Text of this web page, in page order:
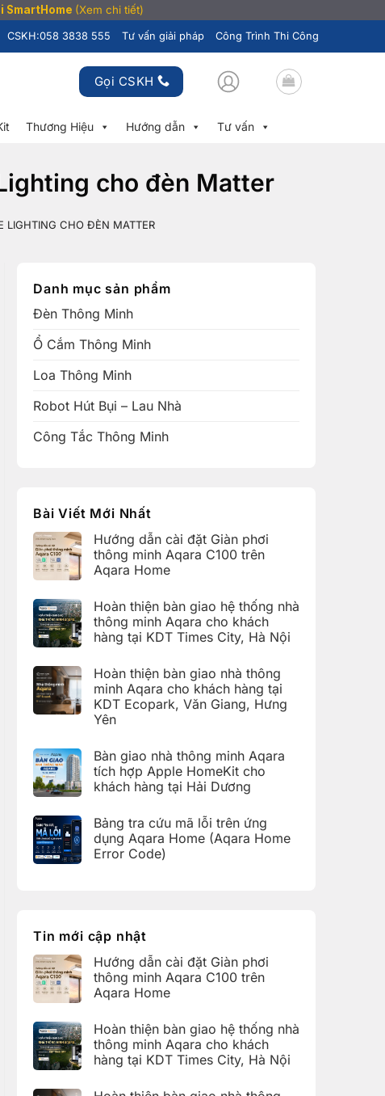
SmartHome (Xem chi tiết)
CSKH:058 3838 555 Tư vấn giải pháp Công Trình Thi Công
Gọi CSKH
Thương Hiệu Hướng dẫn Tư vấn
cho đèn Matter
LIGHTING CHO ĐÈN MATTER
Danh mục sản phẩm
Đèn Thông Minh
Ổ Cắm Thông Minh
Loa Thông Minh
Robot Hút Bụi – Lau Nhà
Công Tắc Thông Minh
Bài Viết Mới Nhất
Hướng dẫn cài đặt Giàn phơi
thông minh Aqara C100 trên
Aqara Home
bình
luận
ở
Hướng
đặt
Giàn
phơi
thông
minh
Aqara
Aqara
Home
Hoàn thiện bàn giao hệ thống nhà
thông minh Aqara cho khách
hàng tại KDT Times City, Hà Nội
bình
luận
ở
Hoàn
thiện
bàn
thống
nhà
thông
minh
khách
hàng
tại
KDT
Hoàn thiện bàn giao nhà thông
minh Aqara cho khách hàng tại
KDT Ecopark, Văn Giang, Hưng
Yên
bình
luận
ở
Hoàn
giao
nhà
thông
minh
Aqara
Văn
Giang,
Hưng
Yên
Bàn giao nhà thông minh Aqara
tích hợp Apple HomeKit cho
khách hàng tại Hải Dương
bình
luận
ở
Bàn
hợp
Apple
cho
khách
hàng
tại
Bảng tra cứu mã lỗi trên ứng
dụng Aqara Home (Aqara Home
Error Code)
tra
cứu
lỗi
trên
ứng
dụng
(Aqara
Home
Error
Code)
Tin mới cập nhật
Hướng dẫn cài đặt Giàn phơi
thông minh Aqara C100 trên
Aqara Home
bình
luận
ở
Hướng
đặt
Hoàn thiện bàn giao hệ thống nhà
thông minh Aqara cho khách
hàng tại KDT Times City, Hà Nội